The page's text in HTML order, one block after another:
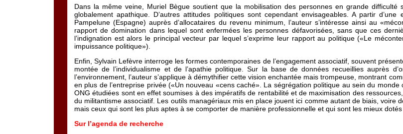
Dans la même veine, Muriel Bègue soutient que la mobilisation des personnes en grande
globalement apathique. D’autres attitudes politiques sont cependant envisageables. A partir
Pampelune (Espagne) auprès d’allocataires du revenu minimum, l’auteur s’intéresse ainsi au
rapport de domination dans lequel sont enfermées les personnes défavorisées, sans que ces
l’indignation est alors le principal vecteur par lequel s’exprime leur rapport au politique («Le
impuissance politique»).
Enfin, Sylvain Lefèvre interroge les formes contemporaines de l’engagement associatif, souvent
montée de l’individualisme et de l’apathie politique. Sur la base de données recueillies auprès
l’environnement, l’auteur s’applique à démythifier cette vision enchantée mais trompeuse, montrant
en plus de l’entreprise privée («Un nouveau «cens caché». La ségrégation politique au sein du
ONG étudiées sont en effet soumises à des impératifs de rentabilité et de maximisation des
du militantisme associatif. Les outils managériaux mis en place jouent ici comme autant de biais, voire
mais ceux qui sont les plus aptes à se comporter de manière professionnelle et qui sont les mieux
Sur l’agenda de recherche